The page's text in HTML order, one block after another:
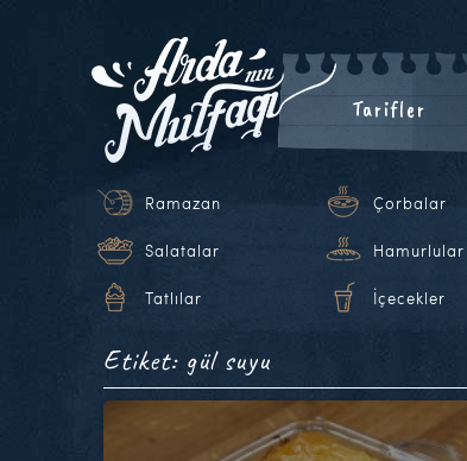
Tarifler
Ramazan Çorbalar
Salatalar Hamurlular
Tatlılar İçecekler
Etiket: gül suyu